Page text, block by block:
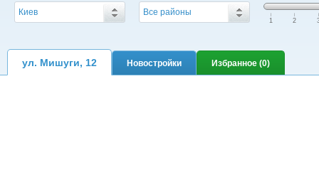
Киев
Все районы
|
1
|
2
|
ул. Мишуги, 12 Новостройки Избранное (0)